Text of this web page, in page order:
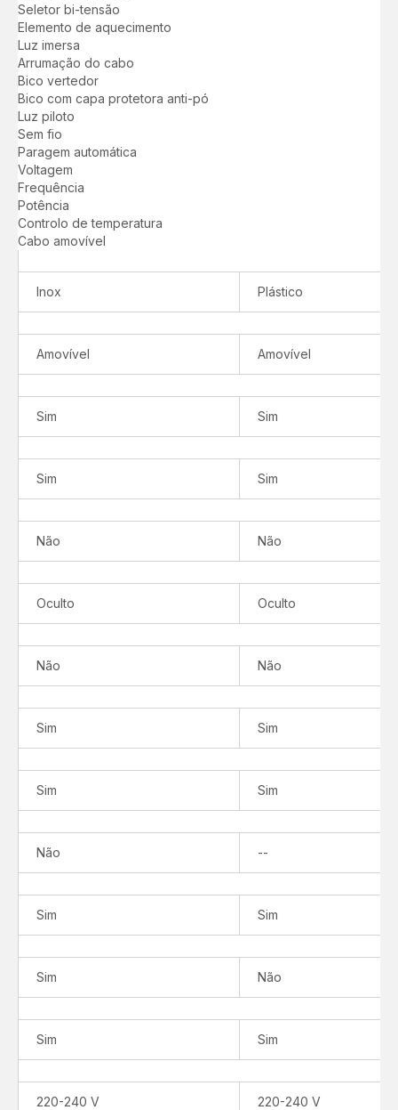
Seletor bi-tensão
Elemento de aquecimento
Luz imersa
Arrumação do cabo
Bico vertedor
Bico com capa protetora anti-pó
Luz piloto
Sem fio
Paragem automática
Voltagem
Frequência
Potência
Controlo de temperatura
Cabo amovível
Inox Plástico
Amovível Amovível
Sim Sim
Sim Sim
Não Não
Oculto Oculto
Não Não
Sim Sim
Sim Sim
Não --
disponível
Sim Sim
Sim Não
Sim Sim
220-240 V 220-240 V